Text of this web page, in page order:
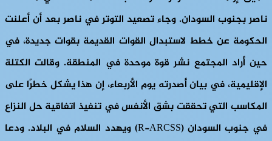
ناصر بجنوب السودان. وجاء تصعيد التوتر في ناصر بعد أن أعلنت
الحكومة عن خطط لاستبدال القوات القديمة بقوات جديدة، في
حين أراد المجتمع نشر قوة موحدة في المنطقة. وقالت الكتلة
الإقليمية، في بيان أصدرته يوم الأربعاء، إن هذا يشكل خطرًا على
المكاسب التي تحققت بشق الأنفس في تنفيذ اتفاقية حل النزاع
في جنوب السودان (R-ARCSS) ويهدد السلام في البلاد. ودعا